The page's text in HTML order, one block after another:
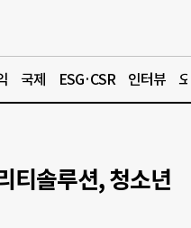
국제 ESG·CSR 인터뷰
티솔루션, 청소년